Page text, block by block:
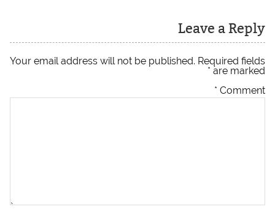
Leave a Reply
Your email address will not be published. Required fields
are marked
*
Comment
*